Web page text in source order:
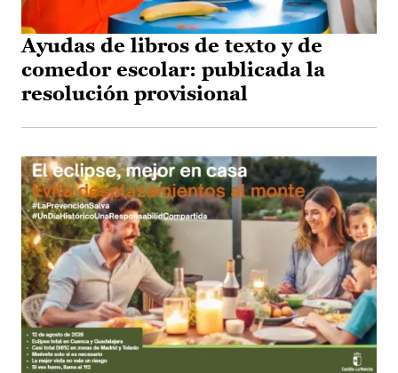
Ayudas de libros de texto y de
comedor escolar: publicada la
resolución provisional